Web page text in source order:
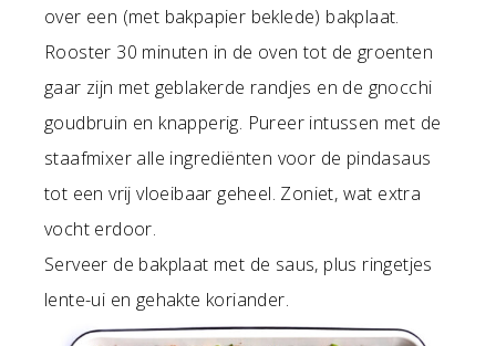
over een (met bakpapier beklede) bakplaat.
Rooster 30 minuten in de oven tot de groenten
gaar zijn met geblakerde randjes en de gnocchi
goudbruin en knapperig. Pureer intussen met de
staafmixer alle ingrediënten voor de pindasaus
tot een vrij vloeibaar geheel. Zoniet, wat extra
vocht erdoor.
Serveer de bakplaat met de saus, plus ringetjes
lente-ui en gehakte koriander.